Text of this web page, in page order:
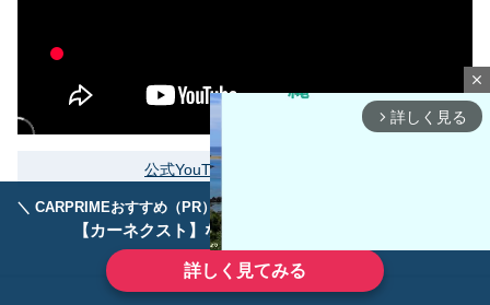
＼ CARPRIMEおすすめ（PR） ／
【カーネクスト】ならどんなクルマも高価買取
詳しく見てみる
公式YouTubeをもっと見る
close
arrow_forward_ios 詳しく見る